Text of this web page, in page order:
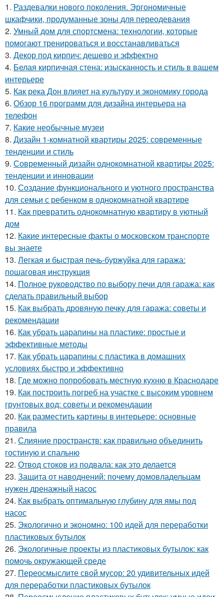
1. Раздевалки нового поколения. Эргономичные
шкафчики, продуманные зоны для переодевания
2. Умный дом для спортсмена: технологии, которые
помогают тренироваться и восстанавливаться
3. Декор под кирпич: дешево и эффектно
4. Белая кирпичная стена: изысканность и стиль в вашем
интерьере
5. Как река Дон влияет на культуру и экономику города
6. Обзор 16 программ для дизайна интерьера на
телефон
7. Какие необычные музеи
8. Дизайн 1-комнатной квартиры 2025: современные
тенденции и стиль
9. Современный дизайн однокомнатной квартиры 2025:
тенденции и инновации
10. Создание функционального и уютного пространства
для семьи с ребенком в однокомнатной квартире
11. Как превратить однокомнатную квартиру в уютный
дом
12. Какие интересные факты о московском транспорте
вы знаете
13. Легкая и быстрая печь-буржуйка для гаража:
пошаговая инструкция
14. Полное руководство по выбору печи для гаража: как
сделать правильный выбор
15. Как выбрать дровяную печку для гаража: советы и
рекомендации
16. Как убрать царапины на пластике: простые и
эффективные методы
17. Как убрать царапины с пластика в домашних
условиях быстро и эффективно
18. Где можно попробовать местную кухню в Краснодаре
19. Как построить погреб на участке с высоким уровнем
грунтовых вод: советы и рекомендации
20. Как разместить картины в интерьере: основные
правила
21. Слияние пространств: как правильно объединить
гостиную и спальню
22. Отвод стоков из подвала: как это делается
23. Защита от наводнений: почему домовладельцам
нужен дренажный насос
24. Как выбрать оптимальную глубину для ямы под
насос
25. Экологично и экономно: 100 идей для переработки
пластиковых бутылок
26. Экологичные проекты из пластиковых бутылок: как
помочь окружающей среде
27. Переосмыслите свой мусор: 20 удивительных идей
для переработки пластиковых бутылок